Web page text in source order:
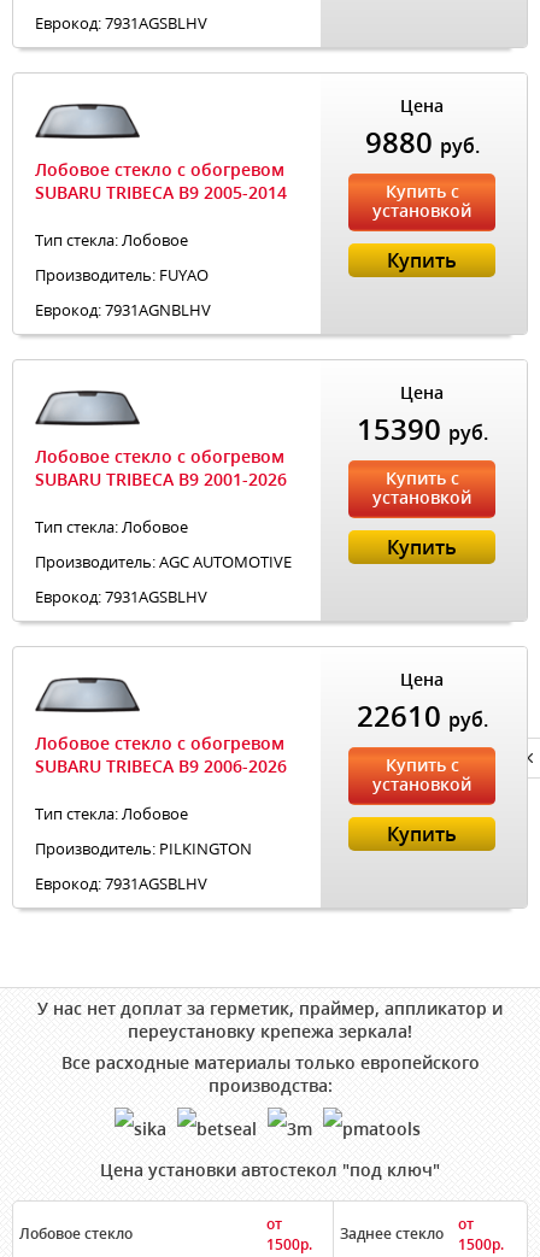
Еврокод: 7931AGSBLHV
Лобовое стекло с обогревом
SUBARU TRIBECA B9 2005-2014
Тип стекла: Лобовое
Производитель: FUYAO
Еврокод: 7931AGNBLHV
Цена
9880 руб.
Купить с
установкой
Купить
Лобовое стекло с обогревом
SUBARU TRIBECA B9 2001-2026
Тип стекла: Лобовое
Производитель: AGC AUTOMOTIVE
Еврокод: 7931AGSBLHV
Цена
15390 руб.
Купить с
установкой
Купить
Лобовое стекло с обогревом
SUBARU TRIBECA B9 2006-2026
Тип стекла: Лобовое
Производитель: PILKINGTON
Еврокод: 7931AGSBLHV
Цена
22610 руб.
Купить с
установкой
Купить
У нас нет доплат за герметик, праймер, аппликатор и
переустановку крепежа зеркала!
Все расходные материалы только европейского
производства:
Цена установки автостекол "под ключ"
Лобовое стекло
от
1500р.
Заднее стекло
от
1500р.